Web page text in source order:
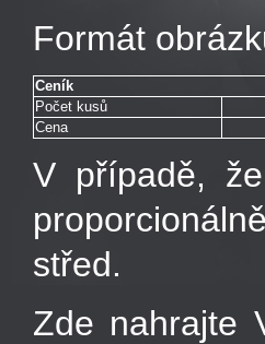
Formát
Ceník
Počet kusů
Cena
V případě,
střed.
Zde nahrajte